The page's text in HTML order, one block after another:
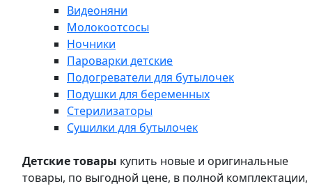
Видеоняни
Молокоотсосы
Ночники
Пароварки детские
Подогреватели для бутылочек
Подушки для беременных
Стерилизаторы
Сушилки для бутылочек
Детские товары купить новые и оригинальные
товары, по выгодной цене, в полной комплектации,